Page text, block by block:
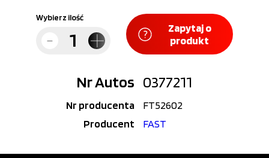
Wybierz ilość
Zapytaj o
produkt
Nr Autos 0377211
Nr producenta
FT52602
Producent
FAST